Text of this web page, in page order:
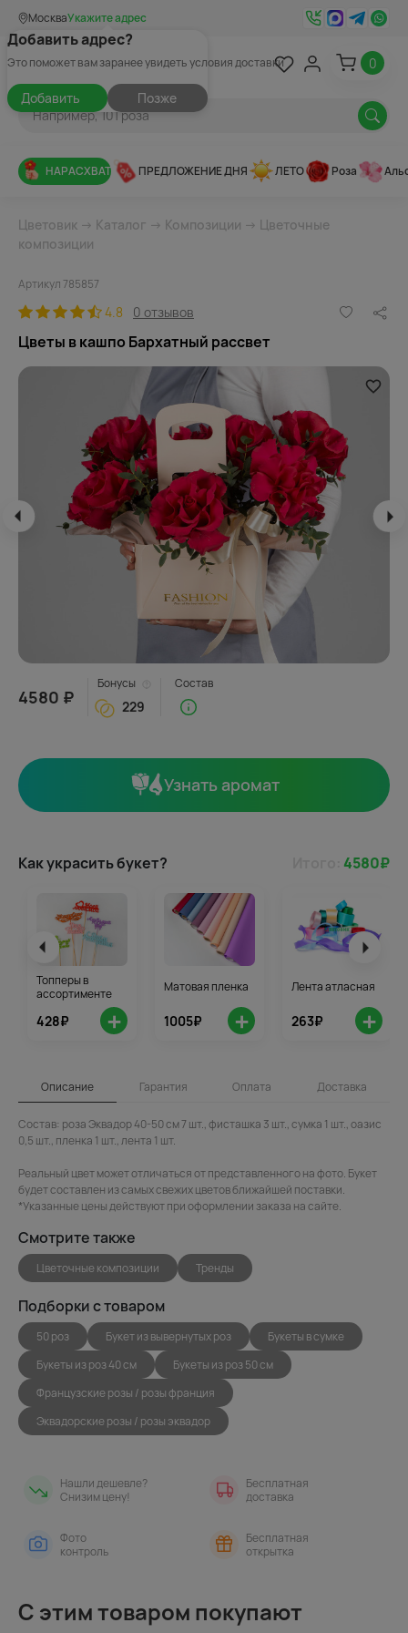
МоскваУкажите адрес
Добавить адрес?
Это поможет вам заранее увидеть условия доставки
Добавить Позже
0
НАРАСХВАТ ПРЕДЛОЖЕНИЕ ДНЯ ЛЕТО Роза
Цветовик → Каталог → Композиции → Цветочные
композиции
Артикул 785857
4.8 0 отзывов
Цветы в кашпо Бархатный рассвет
4580 ₽
Бонусы
229
Состав
Узнать аромат
Как украсить букет? 4580₽
Топперы в
ассортименте
428₽ +
Матовая пленка
1005₽ +
Лента атласная
263₽ +
Описание Гарантия Оплата Доставка
Состав: роза Эквадор 40-50 см 7 шт., фисташка 3 шт., сумка 1 шт., оазис
0,5 шт., пленка 1 шт., лента 1 шт.
Реальный цвет может отличаться от представленного на фото. Букет
будет составлен из самых свежих цветов ближайшей поставки.
*Указанные цены действуют при оформлении заказа на сайте.
Смотрите также
Цветочные композиции Тренды
Подборки с товаром
50 роз Букет из вывернутых роз
Букеты в сумке
Букеты из роз 40 см
Букеты из роз 50 см
Французские розы / розы франция
Эквадорские розы / розы эквадор
Нашли дешевле?
Снизим цену!
Бесплатная
доставка
Фото
контроль
Бесплатная
открытка
С этим товаром покупают